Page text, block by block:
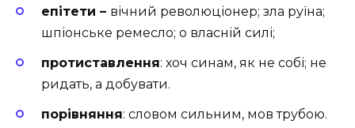
епітети – вічний революціонер; зла руїна;
шпіонське ремесло; о власній силі;
протиставлення: хоч синам, як не собі; не
ридать, а добувати.
порівняння: словом сильним, мов трубою.